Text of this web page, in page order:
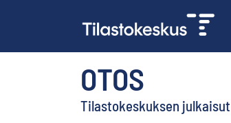
OTOS
Tilastokeskuksen